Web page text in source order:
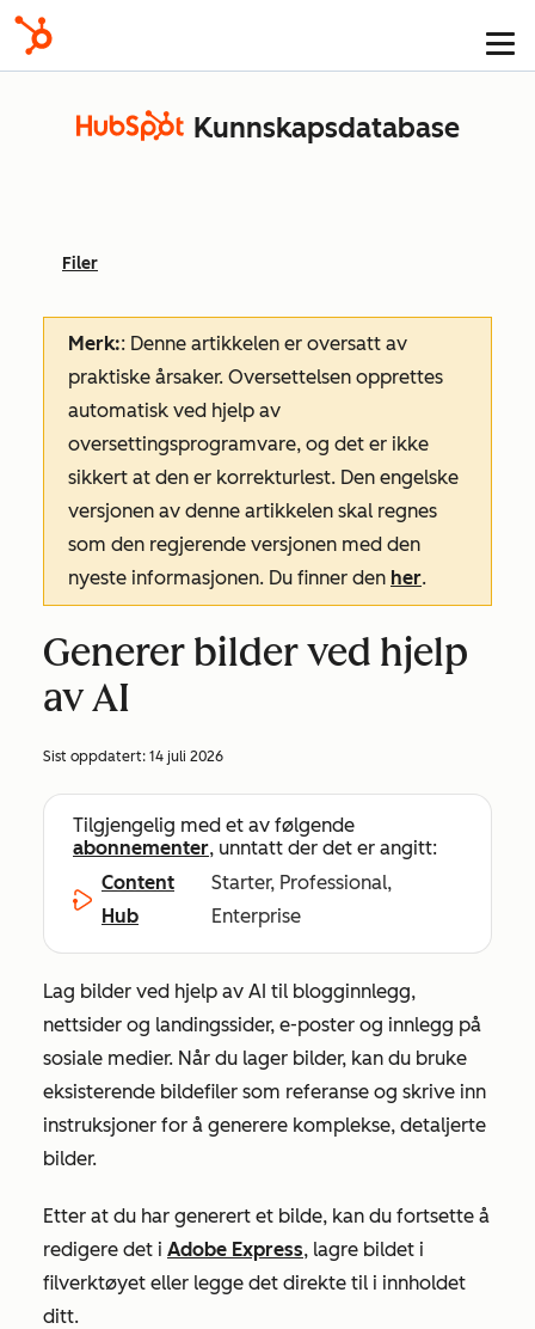
Kunnskapsdatabase
Filer
Merk:: Denne artikkelen er oversatt av
praktiske årsaker. Oversettelsen opprettes
automatisk ved hjelp av
oversettingsprogramvare, og det er ikke
sikkert at den er korrekturlest. Den engelske
versjonen av denne artikkelen skal regnes
som den regjerende versjonen med den
nyeste informasjonen. Du finner den her.
Generer bilder ved hjelp
av AI
Sist oppdatert: 14 juli 2026
Tilgjengelig med et av følgende
abonnementer, unntatt der det er angitt:
Content
Hub
Starter, Professional,
Enterprise
Lag bilder ved hjelp av AI til blogginnlegg,
nettsider og landingssider, e-poster og innlegg på
sosiale medier. Når du lager bilder, kan du bruke
eksisterende bildefiler som referanse og skrive inn
instruksjoner for å generere komplekse, detaljerte
bilder.
Etter at du har generert et bilde, kan du fortsette å
redigere det i Adobe Express, lagre bildet i
filverktøyet eller legge det direkte til i innholdet
ditt.